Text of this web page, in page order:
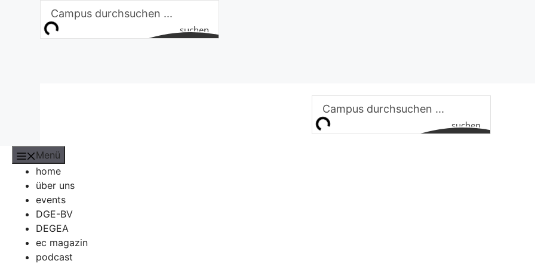
suchen
suchen
Menü
home
über uns
events
DGE-BV
DEGEA
ec magazin
podcast